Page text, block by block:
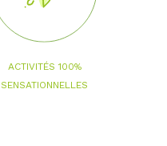
ACTIVITÉS 100%
SENSATIONNELLES